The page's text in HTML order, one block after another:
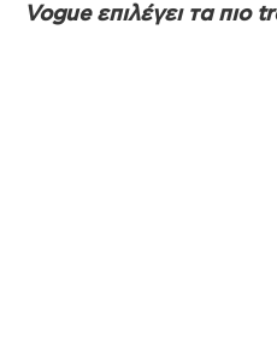
Vogue επιλέγει τα πιο